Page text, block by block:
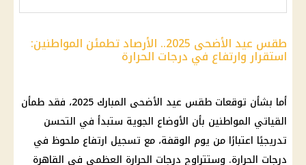
طقس عيد الأضحى 2025.. الأرصاد تطمئن المواطنين:
استقرار وارتفاع في درجات الحرارة
أما بشأن توقعات طقس عيد الأضحى المبارك 2025، فقد طمأن
القياتي المواطنين بأن الأوضاع الجوية ستبدأ في التحسن
تدريجيًا اعتبارًا من يوم الوقفة، مع تسجيل ارتفاع ملحوظ في
درجات الحرارة. وستتراوح درجات الحرارة العظمى في القاهرة